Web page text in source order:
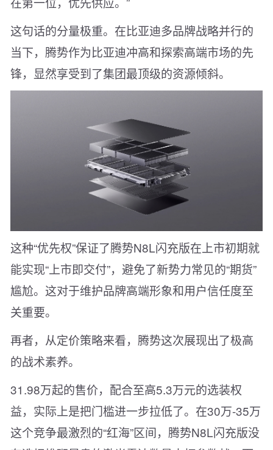
这句话的分量极重。在比亚迪多品牌战略并行的
当下，腾势作为比亚迪冲高和探索高端市场的先
锋，显然享受到了集团最顶级的资源倾斜。
这种“优先权”保证了腾势N8L闪充版在上市初期就
能实现“上市即交付”，避免了新势力常见的“期货”
尴尬。这对于维护品牌高端形象和用户信任度至
关重要。
再者，从定价策略来看，腾势这次展现出了极高
的战术素养。
31.98万起的售价，配合至高5.3万元的选装权
益，实际上是把门槛进一步拉低了。在30万-35万
这个竞争最激烈的“红海”区间，腾势N8L闪充版没